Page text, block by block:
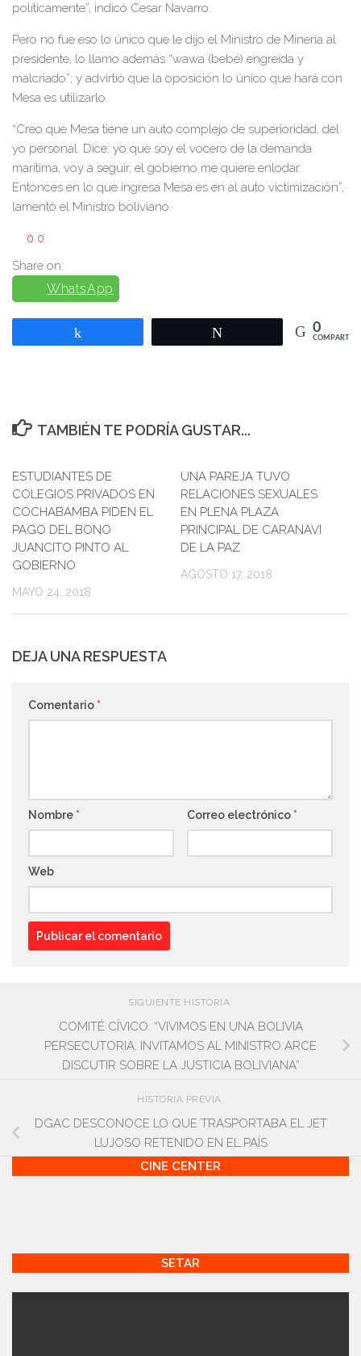
políticamente”, indicó Cesar Navarro.
Pero no fue eso lo único que le dijo el Ministro de Minería al
presidente, lo llamo además “wawa (bebé) engreída y
malcriado”; y advirtió que la oposición lo único que hará con
Mesa es utilizarlo.
“Creo que Mesa tiene un auto complejo de superioridad, del
yo personal. Dice: yo que soy el vocero de la demanda
marítima, voy a seguir, el gobierno me quiere enlodar.
Entonces en lo que ingresa Mesa es en al auto victimización”,
lamentó el Ministro boliviano.
0 0
Share on:
WhatsApp
0
COMPARTIR
TAMBIÉN TE PODRÍA GUSTAR...
ESTUDIANTES DE
COLEGIOS PRIVADOS EN
COCHABAMBA PIDEN EL
PAGO DEL BONO
JUANCITO PINTO AL
GOBIERNO
MAYO 24, 2018
UNA PAREJA TUVO
RELACIONES SEXUALES
EN PLENA PLAZA
PRINCIPAL DE CARANAVI
DE LA PAZ
AGOSTO 17, 2018
DEJA UNA RESPUESTA
Comentario *
Nombre * Correo electrónico *
Web
SIGUIENTE HISTORIA
COMITÉ CÍVICO: “VIVIMOS EN UNA BOLIVIA
PERSECUTORIA, INVITAMOS AL MINISTRO ARCE
DISCUTIR SOBRE LA JUSTICIA BOLIVIANA”
HISTORIA PREVIA
DGAC DESCONOCE LO QUE TRASPORTABA EL JET
LUJOSO RETENIDO EN EL PAÍS
CINE CENTER
SETAR